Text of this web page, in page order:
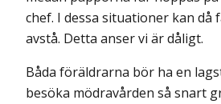
chef. I dessa situationer kan då
avstå. Detta anser vi är dåligt.
Båda föräldrarna bör ha en
besöka mödravården så snart